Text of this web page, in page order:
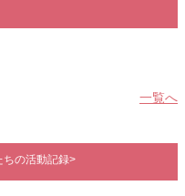
一覧へ
ちの活動記録>